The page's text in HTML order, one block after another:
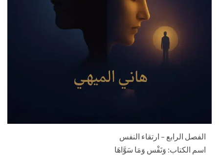
الفصل الرابع – ارتقاء النفس
اسم الكتاب: وَنَفْسٍ وَمَا سَوَّاهَا